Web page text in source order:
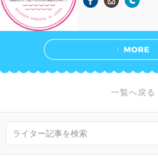
一覧へ戻る